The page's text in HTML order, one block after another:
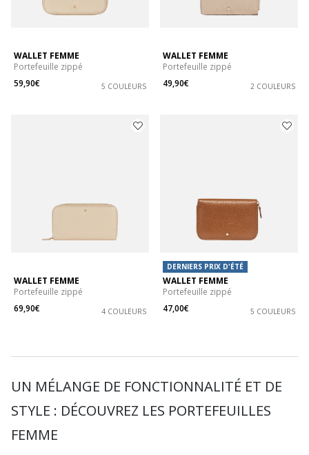
WALLET FEMME
Portefeuille zippé
59,90€
5 COULEURS
WALLET FEMME
Portefeuille zippé
49,90€
2 COULEURS
WALLET FEMME
Portefeuille zippé
69,90€
4 COULEURS
DERNIERS PRIX D'ÉTÉ
WALLET FEMME
Portefeuille zippé
47,00€
5 COULEURS
UN MÉLANGE DE FONCTIONNALITÉ ET DE
STYLE : DÉCOUVREZ LES PORTEFEUILLES
FEMME